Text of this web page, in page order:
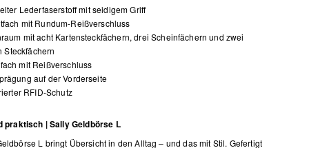
Lederfaserstoff mit seidigem Griff
mit Rundum-Reißverschluss
mit acht Kartensteckfächern, drei Scheinfächern und zwei
Steckfächern
mit Reißverschluss
auf der Vorderseite
RFID-Schutz
praktisch | Sally Geldbörse L
L bringt Übersicht in den Alltag – und das mit Stil. Gefertigt